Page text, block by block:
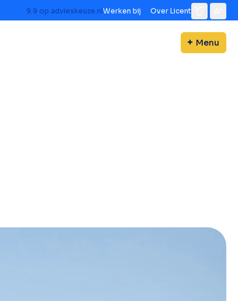
9.9 op advieskeuze.nlWerken bij Over Licent
Menu